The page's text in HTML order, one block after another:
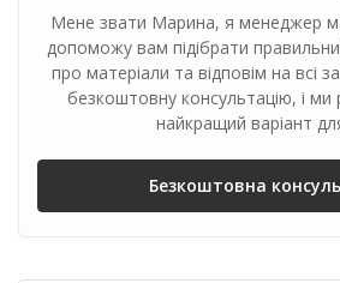
Мене звати Марина, я менеджер
допоможу вам підібрати
про матеріали та відповім на всі
безкоштовну консультацію, і
найкращий варіант
Безкоштовна